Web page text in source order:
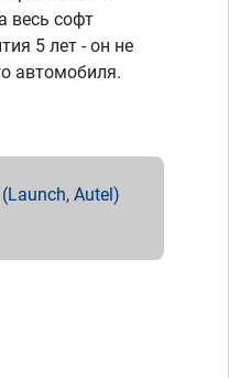
весь софт
5 лет - он не
автомобиля.
Autel)